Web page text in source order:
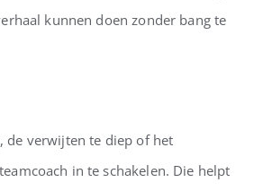
kunnen doen zonder bang te
de verwijten te diep of het
in te schakelen. Die helpt